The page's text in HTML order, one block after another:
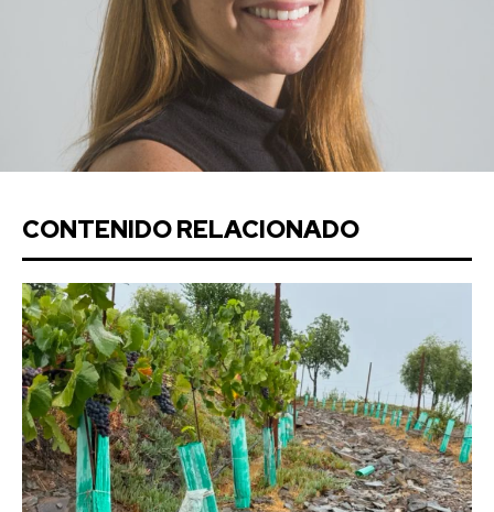
CONTENIDO RELACIONADO